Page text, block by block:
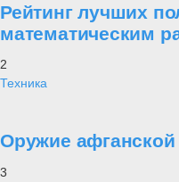
Рейтинг лучших
математическим
2
Техника
Оружие
3